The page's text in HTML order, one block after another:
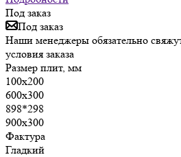
Под заказ
Под заказ
Наши менеджеры обязательно
условия заказа
Размер плит, мм
100х200
600х300
898*298
900х300
Фактура
Гладкий